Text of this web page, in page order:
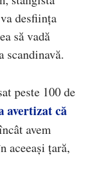
desființa
să vadă
scandinavă.
peste 100 de
avertizat că
avem
aceeași țară,